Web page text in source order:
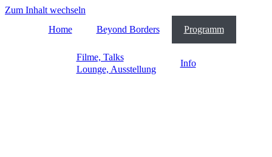
Zum Inhalt wechseln
Home
Beyond Borders Programm
Filme, Talks
Lounge, Ausstellung
Info